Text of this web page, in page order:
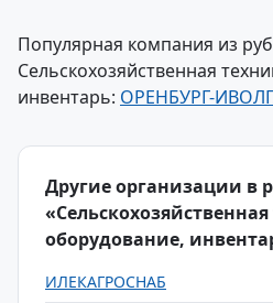
Популярная компания из
Сельскохозяйственная
инвентарь: ОРЕНБУРГ-
Другие организации в
оборудование,
ИЛЕКАГРОСНАБ